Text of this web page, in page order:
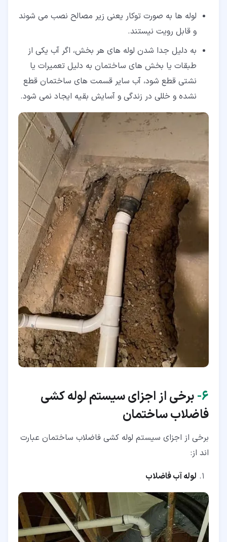
لوله ها به صورت توکار یعنی زیر مصالح نصب می شوند
و قابل رویت نیستند.
به دلیل جدا شدن لوله های هر بخش، اگر آب یکی از
طبقات یا بخش های ساختمان به دلیل تعمیرات یا
نشتی قطع شود، آب سایر قسمت های ساختمان قطع
نشده و خللی در زندگی و آسایش بقیه ایجاد نمی شود.
۶‏- برخی از اجزای سیستم لوله کشی
فاضلاب ساختمان
برخی از اجزای سیستم لوله کشی فاضلاب ساختمان عبارت
اند از:
لوله آب فاضلاب